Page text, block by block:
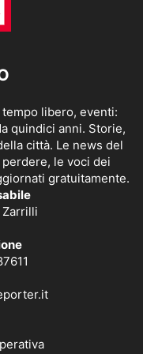
libero, eventi:
quindici anni. Storie,
città. Le news del
le voci dei
gratuitamente.
Zarrilli